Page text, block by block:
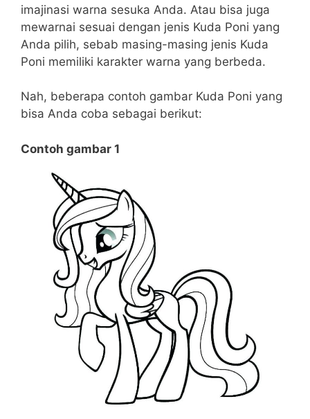
imajinasi warna sesuka Anda. Atau bisa juga
mewarnai sesuai dengan jenis Kuda Poni yang
Anda pilih, sebab masing-masing jenis Kuda
Poni memiliki karakter warna yang berbeda.
Nah, beberapa contoh gambar Kuda Poni yang
bisa Anda coba sebagai berikut:
Contoh gambar 1